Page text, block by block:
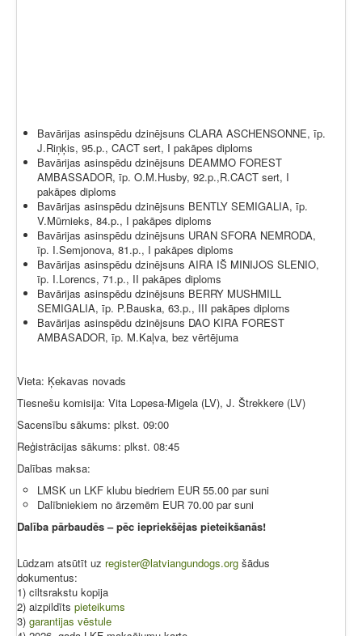
Bavārijas asinspēdu dzinējsuns CLARA ASCHENSONNE, īp.
J.Riņķis, 95.p., CACT sert, I pakāpes diploms
Bavārijas asinspēdu dzinējsuns DEAMMO FOREST
AMBASSADOR, īp. O.M.Husby, 92.p.,R.CACT sert, I
pakāpes diploms
Bavārijas asinspēdu dzinējsuns BENTLY SEMIGALIA, īp.
V.Mūrnieks, 84.p., I pakāpes diploms
Bavārijas asinspēdu dzinējsuns URAN SFORA NEMRODA,
īp. I.Semjonova, 81.p., I pakāpes diploms
Bavārijas asinspēdu dzinējsuns AIRA IŠ MINIJOS SLENIO,
īp. I.Lorencs, 71.p., II pakāpes diploms
Bavārijas asinspēdu dzinējsuns BERRY MUSHMILL
SEMIGALIA, īp. P.Bauska, 63.p., III pakāpes diploms
Bavārijas asinspēdu dzinējsuns DAO KIRA FOREST
AMBASADOR, īp. M.Kaļva, bez vērtējuma
Vieta: Ķekavas novads
Tiesnešu komisija: Vita Lopesa-Migela (LV), J. Štrekkere (LV)
Sacensību sākums: plkst. 09:00
Reģistrācijas sākums: plkst. 08:45
Dalības maksa:
LMSK un LKF klubu biedriem EUR 55.00 par suni
Dalībniekiem no ārzemēm EUR 70.00 par suni
Dalība pārbaudēs – pēc iepriekšējas pieteikšanās!
Lūdzam atsūtīt uz register@latviangundogs.org šādus
dokumentus:
1) ciltsrakstu kopija
2) aizpildīts pieteikums
3) garantijas vēstule